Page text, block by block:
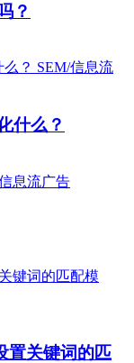
？
SEM/信息流
什么？
息流广告
置关键词的匹